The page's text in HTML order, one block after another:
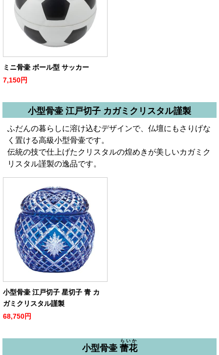
ミニ骨壷 ボール型 サッカー
7,150円
小型骨壷 江戸切子 カガミクリスタル謹製
ふだんの暮らしに溶け込むデザインで、仏壇にもさりげな
く置ける高級小型骨壷です。
伝統の技で仕上げたクリスタルの煌めきが美しいカガミク
リスタル謹製の逸品です。
小型骨壷 江戸切子 星切子 青 カ
ガミクリスタル謹製
68,750円
小型骨壷 蕾花
らいか